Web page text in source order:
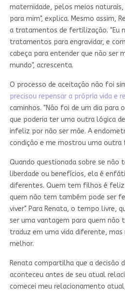
maternidade, pelos meios
para mim", explica. Mesmo assim,
a tratamentos de fertilização. "Eu
tratamentos para engravidar, e
cabeça para entender que não ser
mundo", acrescenta.
O processo de aceitação não foi
precisou repensar a própria vida e
caminhos. "Não foi de um dia para
que poderia ter uma outra lógica
infeliz por não ser mãe. A
condição e me mostrou uma outra
Quando questionada sobre se não
liberdade ou benefícios, ela é
diferentes. Quem tem filhos é feliz
quem não tem também pode ser
viver". Para Renata, o tempo livre,
ser uma vantagem para quem não
traduz em uma vida diferente, mas
melhor.
Renata compartilha que a decisão
aconteceu antes de seu atual
comecei meu relacionamento